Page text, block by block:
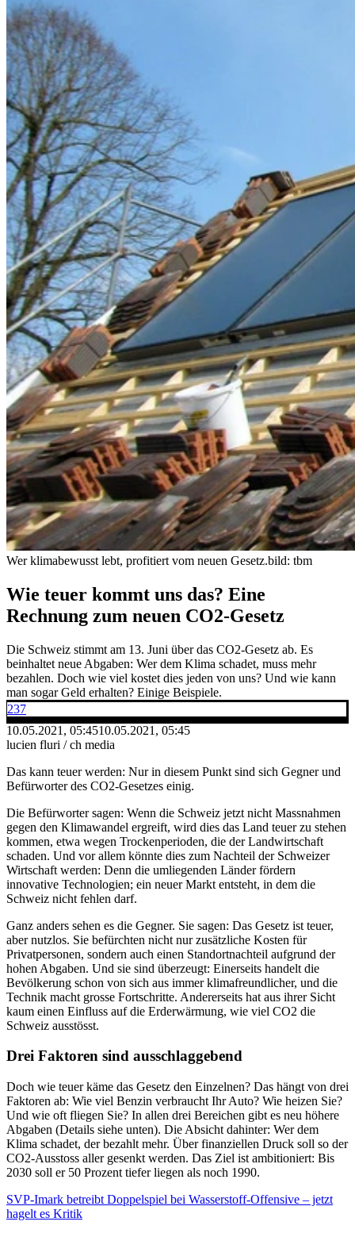
Wer klimabewusst lebt, profitiert vom neuen Gesetz.bild: tbm
Wie teuer kommt uns das? Eine
Rechnung zum neuen CO2-Gesetz
Die Schweiz stimmt am 13. Juni über das CO2-Gesetz ab. Es
beinhaltet neue Abgaben: Wer dem Klima schadet, muss mehr
bezahlen. Doch wie viel kostet dies jeden von uns? Und wie kann
man sogar Geld erhalten? Einige Beispiele.
237
10.05.2021, 05:4510.05.2021, 05:45
lucien fluri / ch media
Das kann teuer werden: Nur in diesem Punkt sind sich Gegner und
Befürworter des CO2-Gesetzes einig.
Die Befürworter sagen: Wenn die Schweiz jetzt nicht Massnahmen
gegen den Klimawandel ergreift, wird dies das Land teuer zu stehen
kommen, etwa wegen Trockenperioden, die der Landwirtschaft
schaden. Und vor allem könnte dies zum Nachteil der Schweizer
Wirtschaft werden: Denn die umliegenden Länder fördern
innovative Technologien; ein neuer Markt entsteht, in dem die
Schweiz nicht fehlen darf.
Ganz anders sehen es die Gegner. Sie sagen: Das Gesetz ist teuer,
aber nutzlos. Sie befürchten nicht nur zusätzliche Kosten für
Privatpersonen, sondern auch einen Standortnachteil aufgrund der
hohen Abgaben. Und sie sind überzeugt: Einerseits handelt die
Bevölkerung schon von sich aus immer klimafreundlicher, und die
Technik macht grosse Fortschritte. Andererseits hat aus ihrer Sicht
kaum einen Einfluss auf die Erderwärmung, wie viel CO2 die
Schweiz ausstösst.
Drei Faktoren sind ausschlaggebend
Doch wie teuer käme das Gesetz den Einzelnen? Das hängt von drei
Faktoren ab: Wie viel Benzin verbraucht Ihr Auto? Wie heizen Sie?
Und wie oft fliegen Sie? In allen drei Bereichen gibt es neu höhere
Abgaben (Details siehe unten). Die Absicht dahinter: Wer dem
Klima schadet, der bezahlt mehr. Über finanziellen Druck soll so der
CO2-Ausstoss aller gesenkt werden. Das Ziel ist ambitioniert: Bis
2030 soll er 50 Prozent tiefer liegen als noch 1990.
SVP-Imark betreibt Doppelspiel bei Wasserstoff-Offensive – jetzt
hagelt es Kritik